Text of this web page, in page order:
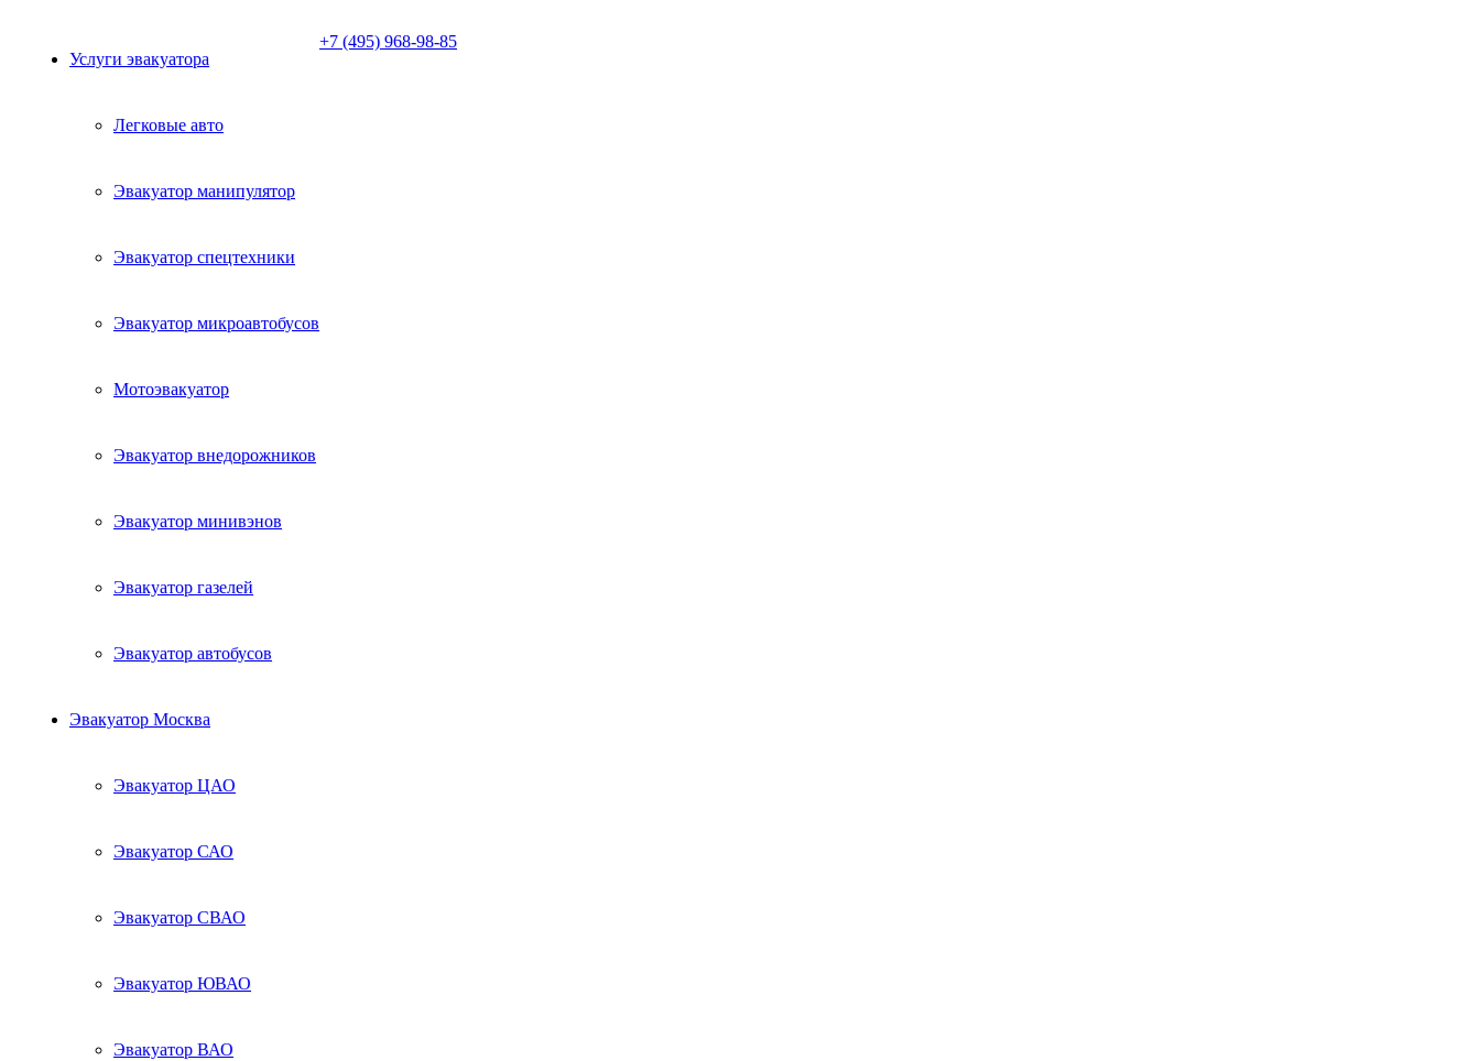
Услуги эвакуатора
Легковые авто
Эвакуатор манипулятор
Эвакуатор спецтехники
Эвакуатор микроавтобусов
Мотоэвакуатор
Эвакуатор внедорожников
Эвакуатор минивэнов
Эвакуатор газелей
Эвакуатор автобусов
Эвакуатор Москва
Эвакуатор ЦАО
Эвакуатор САО
Эвакуатор СВАО
Эвакуатор ЮВАО
Эвакуатор ВАО
+7 (495) 968-98-85